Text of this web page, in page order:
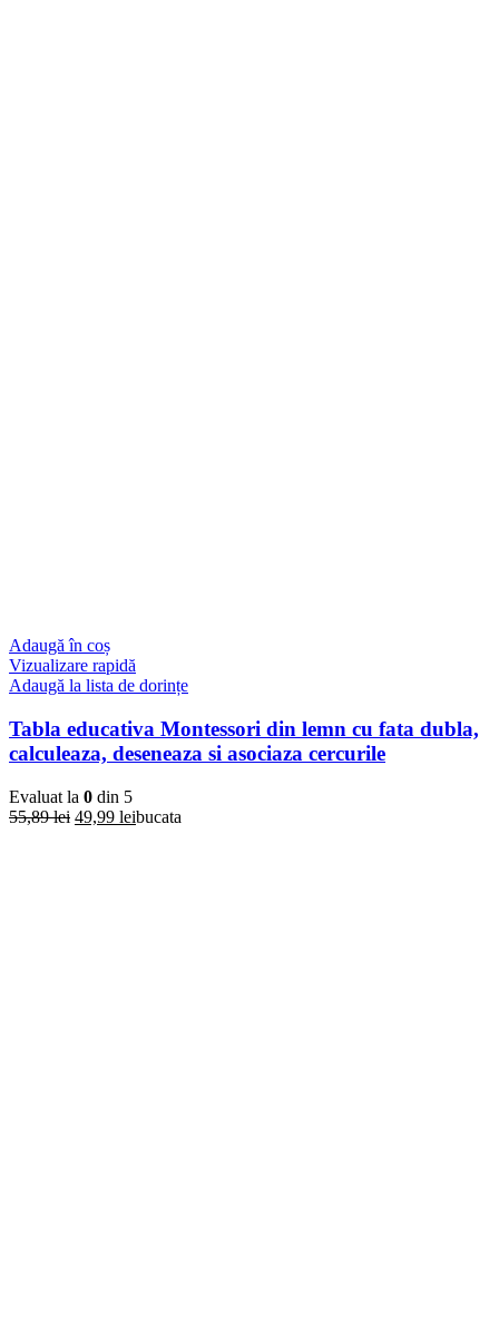
Adaugă în coș
Vizualizare rapidă
Adaugă la lista de dorințe
Tabla educativa Montessori din lemn cu fata dubla,
calculeaza, deseneaza si asociaza cercurile
Evaluat la 0 din 5
55,89lei Prețul
49,99 leiPrețul
bucata